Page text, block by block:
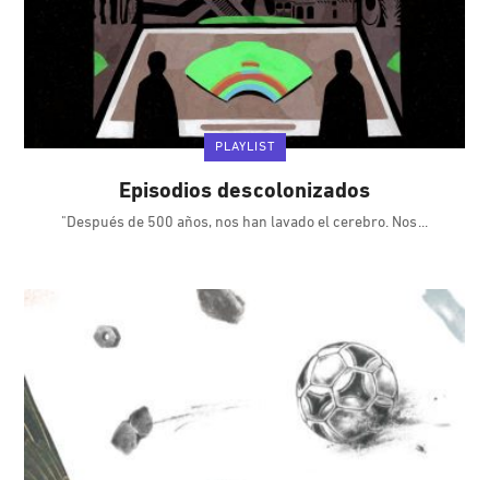
PLAYLIST
Episodios descolonizados
"Después de 500 años, nos han lavado el cerebro. Nos